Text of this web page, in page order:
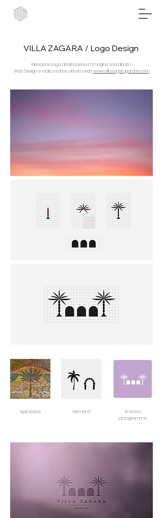
VILLA ZAGARA / Logo Design
Ideazione Logo, declinazione immagine coordinata.
Web Design e realizzazione del sito webwww.villazagaragarden.com
Ispirazione Elementi
Il nostro
pittogramma